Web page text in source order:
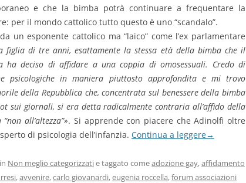
e che la bimba potrà continuare a frequentare la
per il mondo cattolico tutto questo è uno “scandalo”.
un esponente cattolico ma “laico” come l’ex parlamentare
figlia di tre anni, esattamente la stessa età della bimba che il
deciso di affidare a una coppia di omosessuali. Credo di
psicologiche in maniera piuttosto approfondita e mi trovo
della Repubblica che, concentrata sul benessere della bimba
sui giornali, si era detta radicalmente contraria all’affido della
all’altezza”». Si apprende con piacere che Adinolfi oltre
di psicologia dell’infanzia. Continua a leggere→
Non meglio categorizzatie taggato comeadozione gay,affidamento
,avvenire,carlo giovanardi,eugenia roccella,forum associazioni